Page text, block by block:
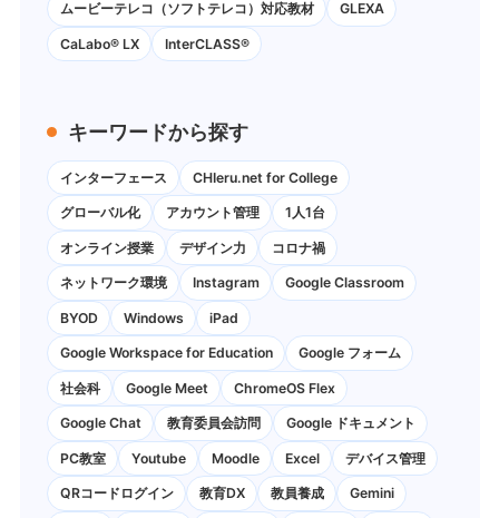
ムービーテレコ（ソフトテレコ）対応教材 GLEXA
CaLabo® LX InterCLASS®
キーワードから探す
インターフェース CHIeru.net for College
グローバル化 アカウント管理 1人1台
オンライン授業 デザイン力 コロナ禍
ネットワーク環境 Instagram Google Classroom
BYOD Windows iPad
Google Workspace for Education Google フォーム
社会科 Google Meet ChromeOS Flex
Google Chat 教育委員会訪問 Google ドキュメント
PC教室 Youtube Moodle Excel デバイス管理
QRコードログイン 教育DX 教員養成 Gemini